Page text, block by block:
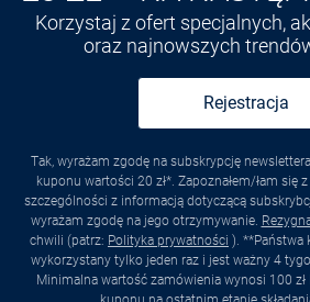
Korzystaj z ofert specjalnych,
oraz najnowszych
Rejestracja
Tak, wyrażam zgodę na subskrypcję
kuponu wartości 20 zł*. Zapoznałem/łam się
szczególności z informacją dotyczącą
wyrażam zgodę na jego otrzymywanie.
chwili (patrz: Polityka prywatności ). **Państwa
wykorzystany tylko jeden raz i jest ważny 4
Minimalna wartość zamówienia wynosi 100